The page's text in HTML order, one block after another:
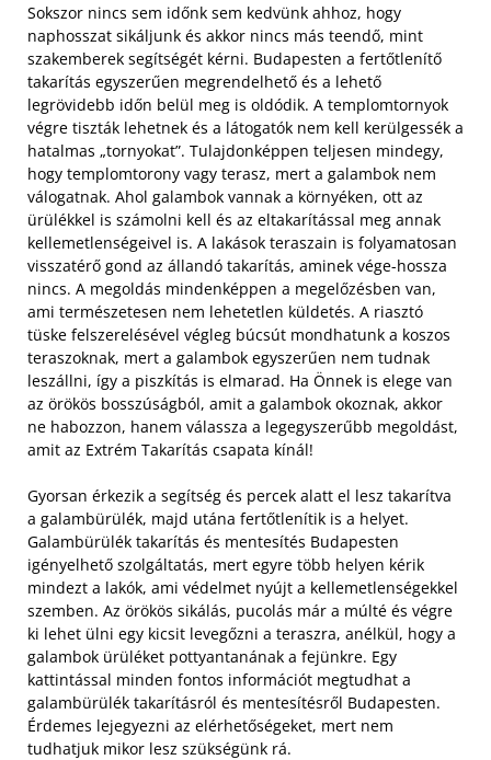
Sokszor nincs sem időnk sem kedvünk ahhoz, hogy
naphosszat sikáljunk és akkor nincs más teendő, mint
szakemberek segítségét kérni. Budapesten a fertőtlenítő
takarítás egyszerűen megrendelhető és a lehető
legrövidebb időn belül meg is oldódik. A templomtornyok
végre tiszták lehetnek és a látogatók nem kell kerülgessék a
hatalmas „tornyokat”. Tulajdonképpen teljesen mindegy,
hogy templomtorony vagy terasz, mert a galambok nem
válogatnak. Ahol galambok vannak a környéken, ott az
ürülékkel is számolni kell és az eltakarítással meg annak
kellemetlenségeivel is. A lakások teraszain is folyamatosan
visszatérő gond az állandó takarítás, aminek vége-hossza
nincs. A megoldás mindenképpen a megelőzésben van,
ami természetesen nem lehetetlen küldetés. A riasztó
tüske felszerelésével végleg búcsút mondhatunk a koszos
teraszoknak, mert a galambok egyszerűen nem tudnak
leszállni, így a piszkítás is elmarad. Ha Önnek is elege van
az örökös bosszúságból, amit a galambok okoznak, akkor
ne habozzon, hanem válassza a legegyszerűbb megoldást,
amit az Extrém Takarítás csapata kínál!
Gyorsan érkezik a segítség és percek alatt el lesz takarítva
a galambürülék, majd utána fertőtlenítik is a helyet.
Galambürülék takarítás és mentesítés Budapesten
igényelhető szolgáltatás, mert egyre több helyen kérik
mindezt a lakók, ami védelmet nyújt a kellemetlenségekkel
szemben. Az örökös sikálás, pucolás már a múlté és végre
ki lehet ülni egy kicsit levegőzni a teraszra, anélkül, hogy a
galambok ürüléket pottyantanának a fejünkre. Egy
kattintással minden fontos információt megtudhat a
galambürülék takarításról és mentesítésről Budapesten.
Érdemes lejegyezni az elérhetőségeket, mert nem
tudhatjuk mikor lesz szükségünk rá.